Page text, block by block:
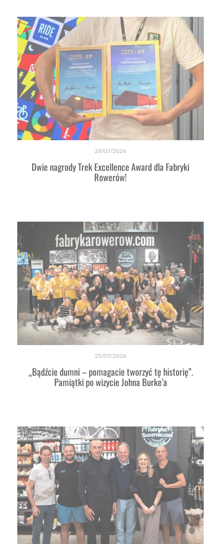
28/07/2026
Dwie nagrody Trek Excellence Award dla Fabryki
Rowerów!
25/07/2026
„Bądźcie dumni – pomagacie tworzyć tę historię”.
Pamiątki po wizycie Johna Burke’a